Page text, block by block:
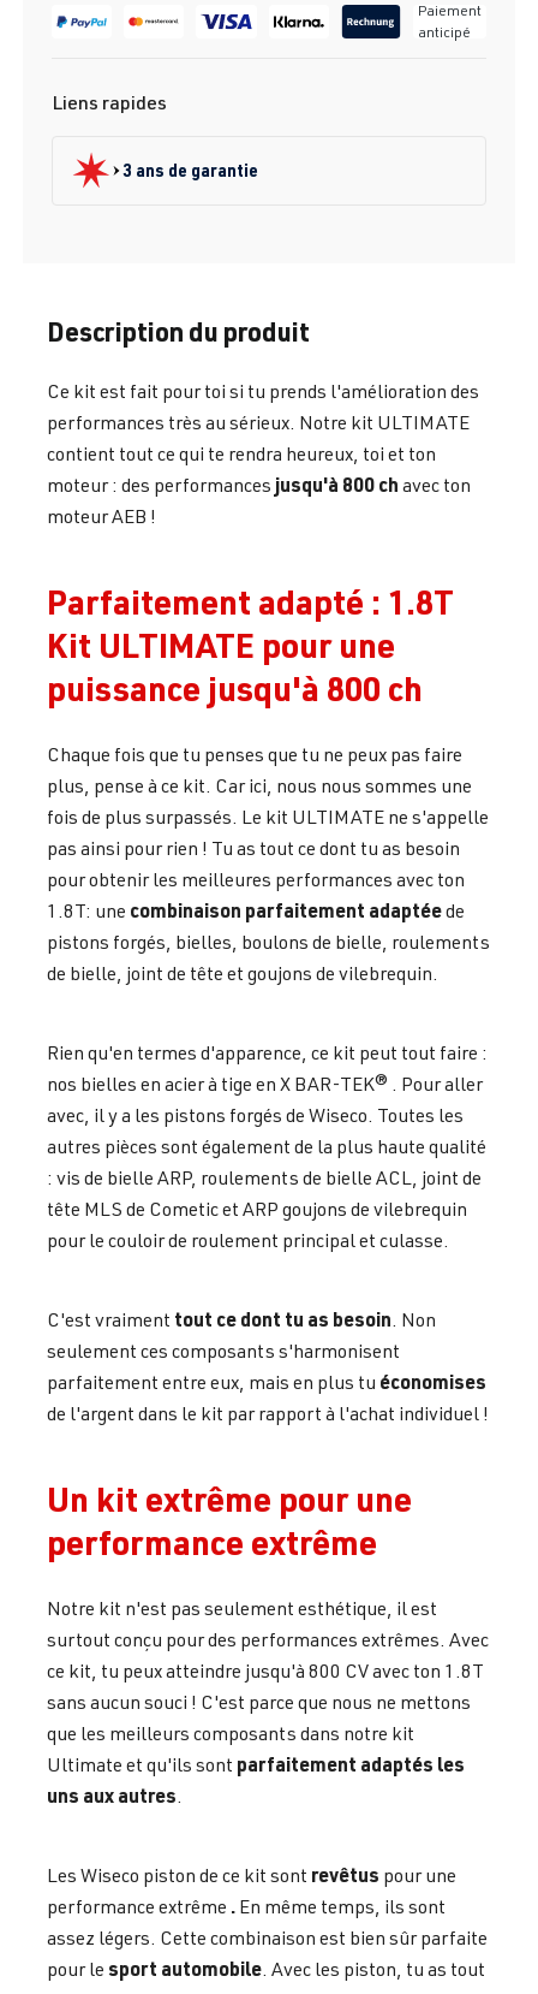
Paiement
anticipé
Liens rapides
3 ans de garantie
Description du produit
Ce kit est fait pour toi si tu prends l'amélioration des
performances très au sérieux. Notre kit ULTIMATE
contient tout ce qui te rendra heureux, toi et ton
moteur : des performances jusqu'à 800 ch avec ton
moteur AEB !
Parfaitement adapté : 1.8T
Kit ULTIMATE pour une
puissance jusqu'à 800 ch
Chaque fois que tu penses que tu ne peux pas faire
plus, pense à ce kit. Car ici, nous nous sommes une
fois de plus surpassés. Le kit ULTIMATE ne s'appelle
pas ainsi pour rien ! Tu as tout ce dont tu as besoin
pour obtenir les meilleures performances avec ton
1.8T: une combinaison parfaitement adaptéede
pistons forgés, bielles, boulons de bielle, roulements
de bielle, joint de tête et goujons de vilebrequin.
Rien qu'en termes d'apparence, ce kit peut tout faire :
nos bielles en acier à tige en X BAR-TEK® . Pour aller
avec, il y a les pistons forgés de Wiseco. Toutes les
autres pièces sont également de la plus haute qualité
: vis de bielle ARP, roulements de bielle ACL, joint de
tête MLS de Cometic et ARP goujons de vilebrequin
pour le couloir de roulement principal et culasse.
C'est vraiment tout ce dont tu as besoin . Non
seulement ces composants s'harmonisent
parfaitement entre eux, mais en plus tu économises
de l'argent dans le kit par rapport à l'achat individuel !
Un kit extrême pour une
performance extrême
Notre kit n'est pas seulement esthétique, il est
surtout conçu pour des performances extrêmes. Avec
ce kit, tu peux atteindre jusqu'à 800 CV avec ton 1.8T
sans aucun souci ! C'est parce que nous ne mettons
que les meilleurs composants dans notre kit
Ultimate et qu'ils sont parfaitement adaptés les
uns aux autres
Les Wiseco piston de ce kit sont revêtus pour une
performance extrême . En même temps, ils sont
assez légers. Cette combinaison est bien sûr parfaite
pour le sport automobile . Avec les piston, tu as tout